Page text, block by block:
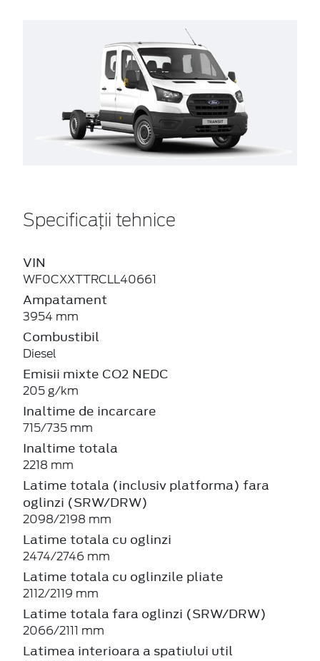
Specificații tehnice
VIN
WF0CXXTTRCLL40661
Ampatament
3954 mm
Combustibil
Diesel
Emisii mixte CO2 NEDC
205 g/km
Inaltime de incarcare
715/735 mm
Inaltime totala
2218 mm
Latime totala (inclusiv platforma) fara
oglinzi (SRW/DRW)
2098/2198 mm
Latime totala cu oglinzi
2474/2746 mm
Latime totala cu oglinzile pliate
2112/2119 mm
Latime totala fara oglinzi (SRW/DRW)
2066/2111 mm
Latimea interioara a spatiului util